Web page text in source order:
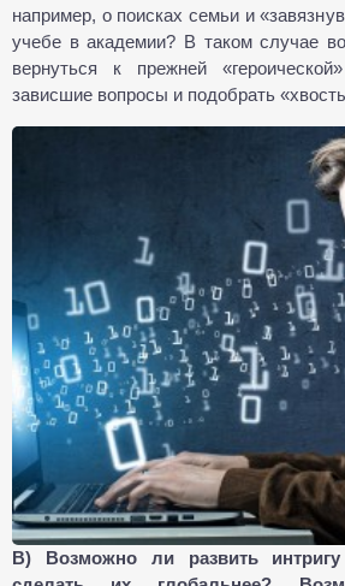
например, о поисках семьи и
учебе в академии? В таком случае
вернуться к прежней
зависшие вопросы и подобрать
В) Возможно ли развить